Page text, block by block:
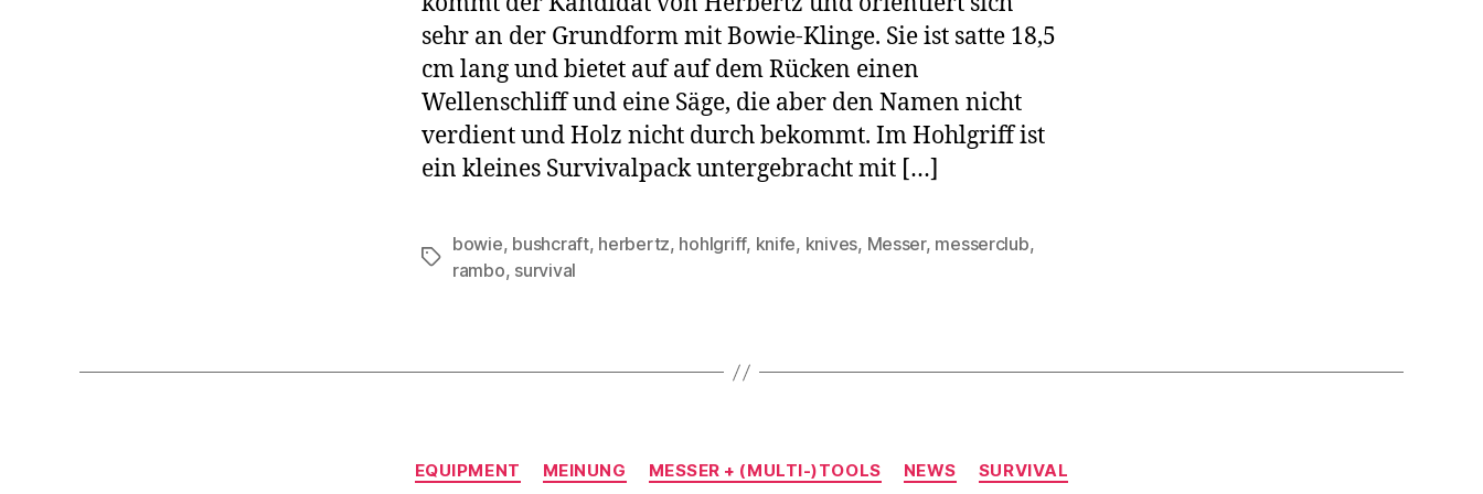
sehr an der Grundform mit Bowie-Klinge. Sie ist satte 18,5
cm lang und bietet auf auf dem Rücken einen
Wellenschliff und eine Säge, die aber den Namen nicht
verdient und Holz nicht durch bekommt. Im Hohlgriff ist
ein kleines Survivalpack untergebracht mit […]
Schlagwörter
bowie, bushcraft, herbertz, hohlgriff, knife, knives, Messer, messerclub,
rambo, survival
Kategorien
EQUIPMENT MEINUNG MESSER + (MULTI-)TOOLS NEWS SURVIVAL